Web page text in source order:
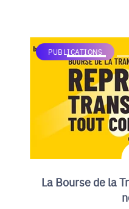
PUBLICATIONS
La Bourse de la